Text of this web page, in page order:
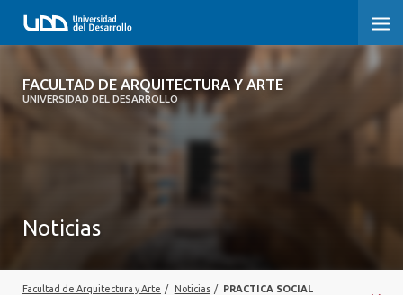
FACULTAD DE ARQUITECTURA Y ARTE
UNIVERSIDAD DEL DESARROLLO
FACULTAD DE ARQUITECTURA Y ARTE
MAGÍSTER
Noticias
Facultad de Arquitectura y Arte / Noticias / PRACTICA SOCIAL